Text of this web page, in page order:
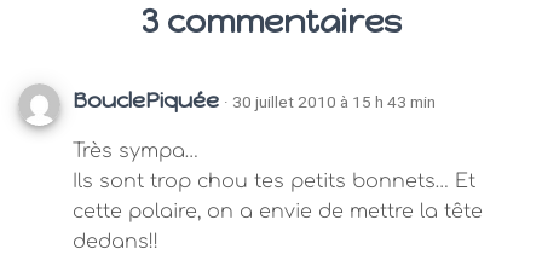
3 commentaires
BouclePiquée · 30 juillet 2010 à 15 h 43 min
Très sympa…
Ils sont trop chou tes petits bonnets… Et
cette polaire, on a envie de mettre la tête
dedans!!